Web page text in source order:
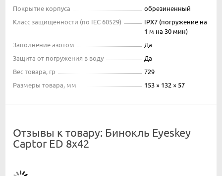
Покрытие корпуса
обрезиненный
Класс защищенности (по IEC 60529)
IPX7 (погружение на
1 м на 30 мин)
Заполнение азотом
Да
Защита от погружения в воду
Да
Вес товара, гр
729
Размеры товара, мм
153 × 132 × 57
Отзывы к товару: Бинокль Eyeskey
Captor ED 8x42